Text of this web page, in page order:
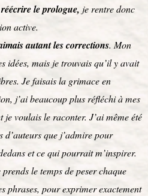
le prologue, je rentre donc
active.
autant les corrections. Mon
idées, mais je trouvais qu’il y avait
Je faisais la grimace en
j’ai beaucoup plus réfléchi à mes
voulais le raconter. J’ai même été
que j’admire pour
et ce qui pourrait m’inspirer.
prends le temps de peser chaque
phrases, pour exprimer exactement